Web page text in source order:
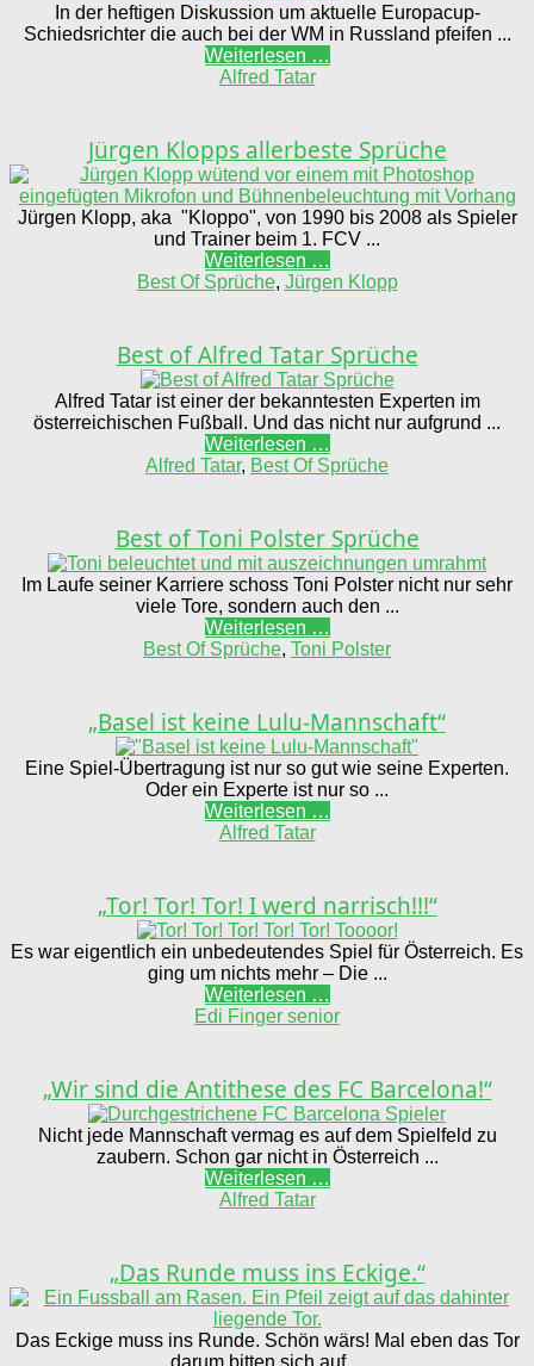
In der heftigen Diskussion um aktuelle Europacup-
Schiedsrichter die auch bei der WM in Russland pfeifen ...
Weiterlesen …
Alfred Tatar
Jürgen Klopps allerbeste Sprüche
Jürgen Klopp, aka "Kloppo", von 1990 bis 2008 als Spieler
und Trainer beim 1. FCV ...
Weiterlesen …
Best Of Sprüche, Jürgen Klopp
Best of Alfred Tatar Sprüche
Alfred Tatar ist einer der bekanntesten Experten im
österreichischen Fußball. Und das nicht nur aufgrund ...
Weiterlesen …
Alfred Tatar, Best Of Sprüche
Best of Toni Polster Sprüche
Im Laufe seiner Karriere schoss Toni Polster nicht nur sehr
viele Tore, sondern auch den ...
Weiterlesen …
Best Of Sprüche, Toni Polster
„Basel ist keine Lulu-Mannschaft“
Eine Spiel-Übertragung ist nur so gut wie seine Experten.
Oder ein Experte ist nur so ...
Weiterlesen …
Alfred Tatar
„Tor! Tor! Tor! I werd narrisch!!!“
Es war eigentlich ein unbedeutendes Spiel für Österreich. Es
ging um nichts mehr – Die ...
Weiterlesen …
Edi Finger senior
„Wir sind die Antithese des FC Barcelona!“
Nicht jede Mannschaft vermag es auf dem Spielfeld zu
zaubern. Schon gar nicht in Österreich ...
Weiterlesen …
Alfred Tatar
„Das Runde muss ins Eckige.“
Das Eckige muss ins Runde. Schön wärs! Mal eben das Tor
darum bitten sich auf ...